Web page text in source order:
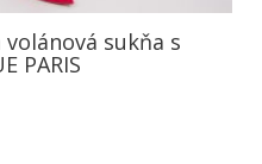
sukňa s
PARIS